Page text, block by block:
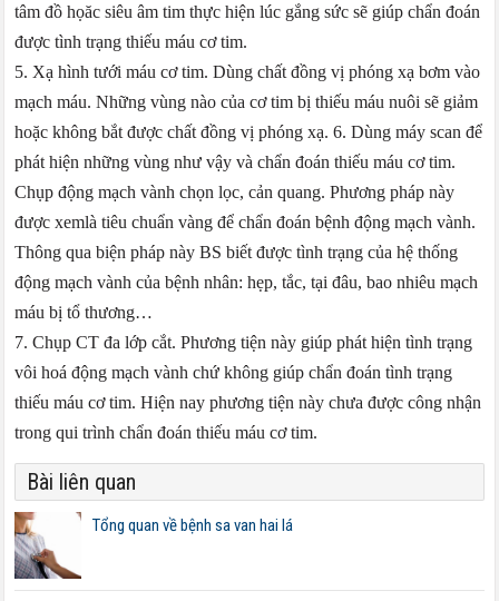
tâm đồ họăc siêu âm tim thực hiện lúc gắng sức sẽ giúp chẩn đoán
được tình trạng thiếu máu cơ tim.
5. Xạ hình tưới máu cơ tim. Dùng chất đồng vị phóng xạ bơm vào
mạch máu. Những vùng nào của cơ tim bị thiếu máu nuôi sẽ giảm
hoặc không bắt được chất đồng vị phóng xạ. 6. Dùng máy scan để
phát hiện những vùng như vậy và chẩn đoán thiếu máu cơ tim.
Chụp động mạch vành chọn lọc, cản quang. Phương pháp này
được xemlà tiêu chuẩn vàng để chẩn đoán bệnh động mạch vành.
Thông qua biện pháp này BS biết được tình trạng của hệ thống
động mạch vành của bệnh nhân: hẹp, tắc, tại đâu, bao nhiêu mạch
máu bị tổ thương…
7. Chụp CT đa lớp cắt. Phương tiện này giúp phát hiện tình trạng
vôi hoá động mạch vành chứ không giúp chẩn đoán tình trạng
thiếu máu cơ tim. Hiện nay phương tiện này chưa được công nhận
trong qui trình chẩn đoán thiếu máu cơ tim.
Bài liên quan
Tổng quan về bệnh sa van hai lá